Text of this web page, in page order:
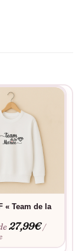
« Team de la
27,99€ /